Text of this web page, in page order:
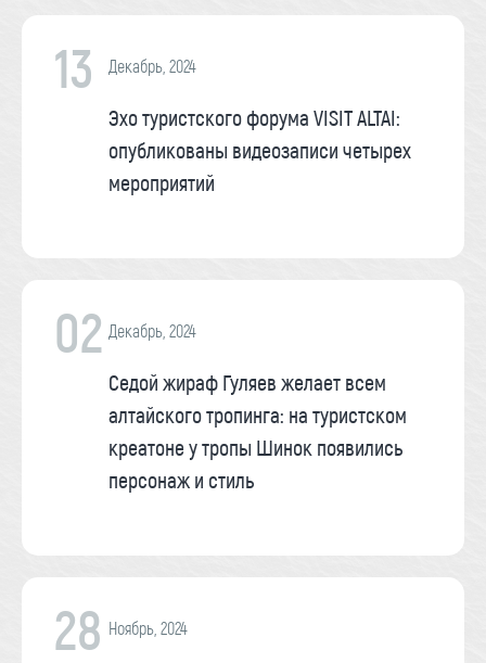
13 Декабрь, 2024
Эхо туристского форума VISIT ALTAI:
опубликованы видеозаписи четырех
мероприятий
02 Декабрь, 2024
Седой жираф Гуляев желает всем
алтайского тропинга: на туристском
креатоне у тропы Шинок появились
персонаж и стиль
28 Ноябрь, 2024